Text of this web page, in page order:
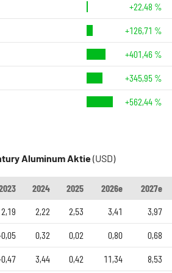
+22,48 %
+126,71 %
+401,46 %
+345,95 %
+562,44 %
Aluminum Aktie(USD)
2024 2025 2026e
2027e
2,19 2,22 2,53 3,41 3,97
0,32 0,02 0,80 0,68
3,44 0,42 11,34 8,53